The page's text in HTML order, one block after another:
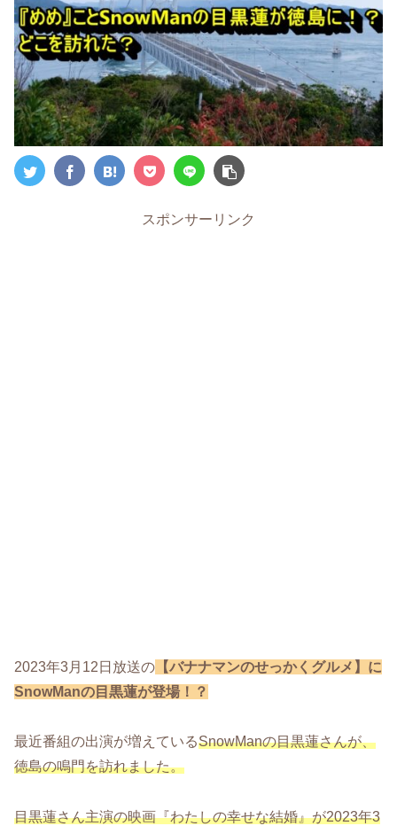
スポンサーリンク
2023年3月12日放送の 【バナナマンのせっかくグルメ】に
SnowManの目黒蓮が登場！？
最近番組の出演が増えているSnowManの目黒蓮さんが、
徳島の鳴門を訪れました。
目黒蓮さん主演の映画『わたしの幸せな結婚』が2023年3